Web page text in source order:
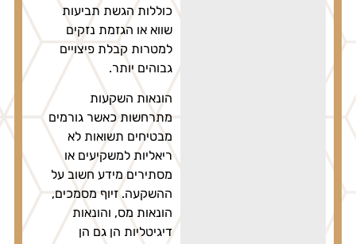
כוללות הגשת תביעות
שווא או הגזמת נזקים
למטרות קבלת פיצויים
גבוהים יותר.
הונאות השקעות
מתרחשות כאשר גורמים
מבטיחים תשואות לא
ריאליות למשקיעים או
מסתירים מידע חשוב על
ההשקעה. זיוף מסמכים,
הונאות מס, והונאות
דיגיטליות הן גם הן